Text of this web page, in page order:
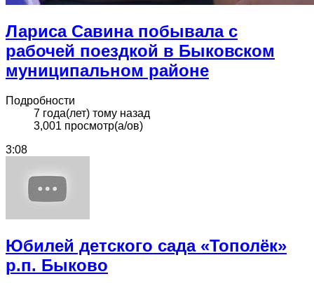
Лариса Савина побывала с
рабочей поездкой в Быковском
муниципальном районе
Подробности
7 года(лет) тому назад
3,001 просмотр(а/ов)
3:08
Юбилей детского сада «Тополёк»
р.п. Быково